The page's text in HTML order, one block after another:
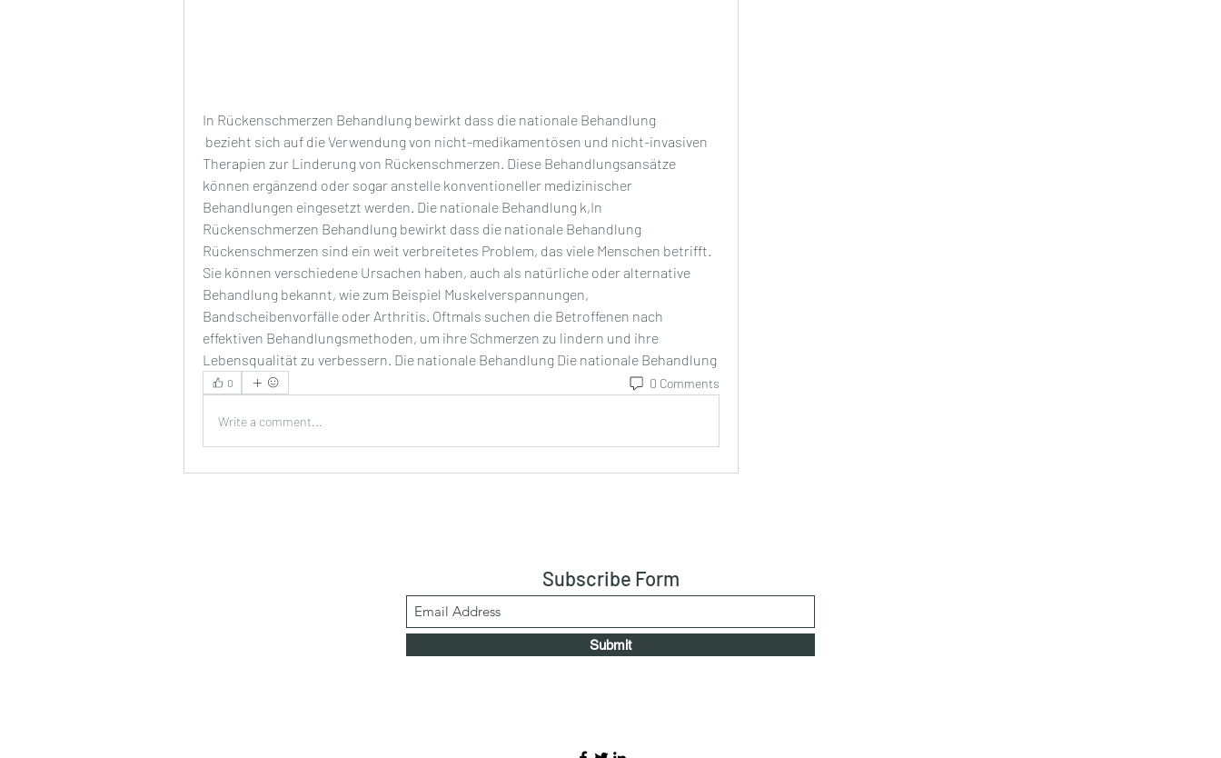
In Rückenschmerzen Behandlung bewirkt dass die nationale Behandlung
Therapien zur Linderung von Rückenschmerzen. Diese Behandlungsansätze
können ergänzend oder sogar anstelle konventioneller medizinischer
Behandlungen eingesetzt werden. Die nationale Behandlung k,In
Rückenschmerzen Behandlung bewirkt dass die nationale Behandlung
Rückenschmerzen sind ein weit verbreitetes Problem, das viele Menschen betrifft.
Sie können verschiedene Ursachen haben, auch als natürliche oder alternative
Behandlung bekannt, wie zum Beispiel Muskelverspannungen,
Bandscheibenvorfälle oder Arthritis. Oftmals suchen die Betroffenen nach
effektiven Behandlungsmethoden, um ihre Schmerzen zu lindern und ihre
Lebensqualität zu verbessern. Die nationale Behandlung Die nationale Behandlung
0 0 Comments
Write a comment...
Subscribe Form
Submit